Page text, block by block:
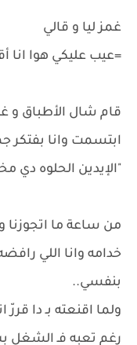
غمز ليا و قالي
=عيب عليكي هوا انا
قام شال الأطباق و
ابتسمت وانا بفتكر
"الإيدين الحلوه دي
من ساعة ما اتجوزنا
خدامه وانا اللي
بنفسي..
ولما اقنعته بـ دا
رغم تعبه فـ الشغل